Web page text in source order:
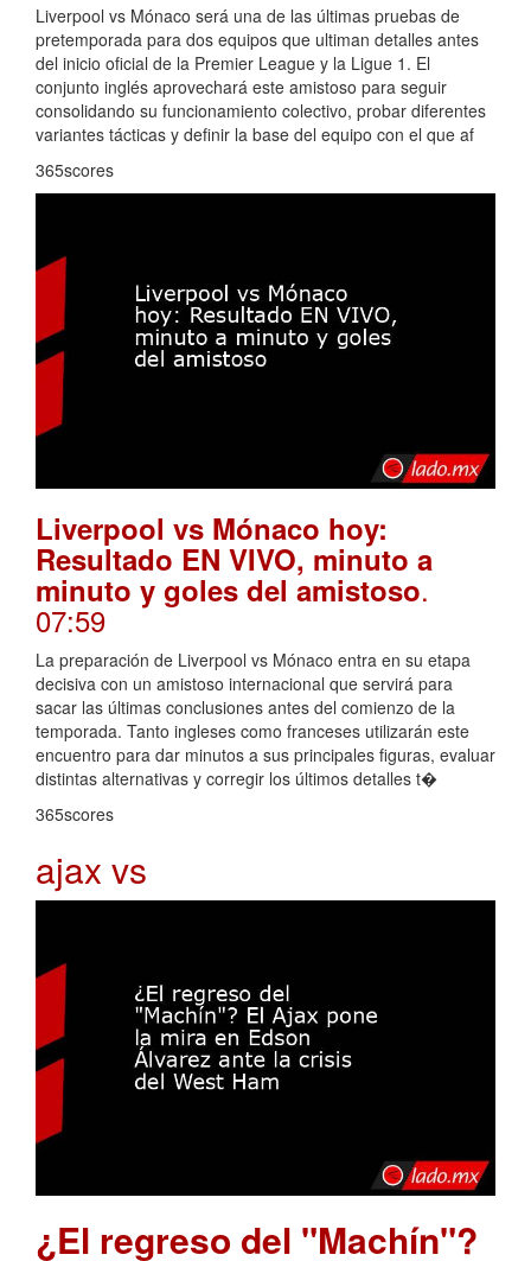
Liverpool vs Mónaco será una de las últimas pruebas de
pretemporada para dos equipos que ultiman detalles antes
del inicio oficial de la Premier League y la Ligue 1. El
conjunto inglés aprovechará este amistoso para seguir
consolidando su funcionamiento colectivo, probar diferentes
variantes tácticas y definir la base del equipo con el que af
365scores
Liverpool vs Mónaco hoy:
Resultado EN VIVO, minuto a
minuto y goles del amistoso.
07:59
La preparación de Liverpool vs Mónaco entra en su etapa
decisiva con un amistoso internacional que servirá para
sacar las últimas conclusiones antes del comienzo de la
temporada. Tanto ingleses como franceses utilizarán este
encuentro para dar minutos a sus principales figuras, evaluar
distintas alternativas y corregir los últimos detalles t�
365scores
ajax vs
¿El regreso del "Machín"?